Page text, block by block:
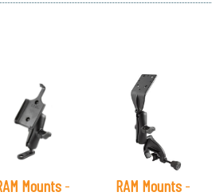
Mounts-
RAM Mounts-